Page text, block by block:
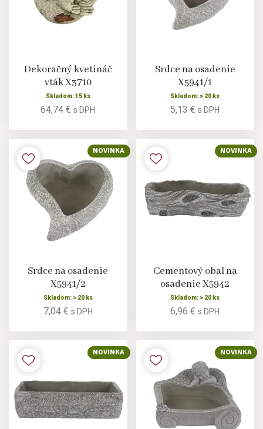
Dekoračný kvetináč
vták X3710
Skladom: 15 ks
64,74 €s DPH
Srdce na osadenie
X5941/1
Skladom: > 20 ks
5,13 €s DPH
NOVINKA
Srdce na osadenie
X5941/2
Skladom: > 20 ks
7,04 € s DPH
NOVINKA
Cementový obal na
osadenie X5942
Skladom: > 20 ks
6,96 €s DPH
NOVINKA NOVINKA